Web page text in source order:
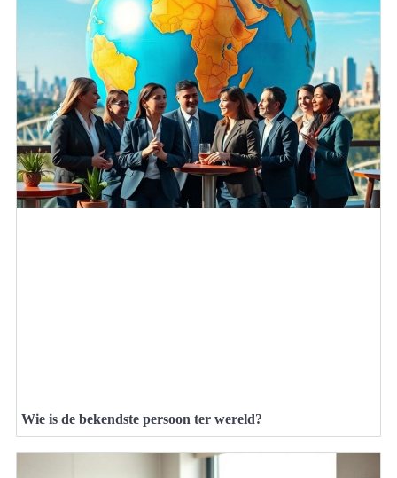
Wie is de bekendste persoon ter wereld?